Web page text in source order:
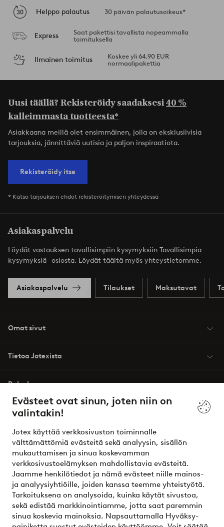
Evästeet ovat sinun, joten niin on
valintakin!
Jotex käyttää verkkosivuston toiminnalle
välttämättömiä evästeitä sekä analyysin, sisällön
mukauttamisen ja sinua koskevamman
verkkosivustoelämyksen mahdollistavia evästeitä.
Jaamme henkilötiedot ja nämä evästeet niille mainos-
ja analyysiyhtiöille, joiden kanssa teemme yhteistyötä.
Tarkoituksena on analysoida, kuinka käytät sivustoa,
sekä edistää markkinointiamme, jotta saat paremmin
sinua koskevia mainoksia. Napsauttamalla Hyväksy-
Helppo palautus 30 päivän palautusoikeus*
Express
Saat pakettisi tavallista nopeammalla
toimituksella
Ilmainen toimitus
Koskee yli 64,90 EUR
normaalipakettia
Uusi täällä? Rekisteröidy saadaksesi40 %
kalleimmasta tuotteesta*
Asiakkaana meillä olet ensimmäinen, jolla on eksklusiivisia
tarjouksia, jännittäviä uutisia ja paljon inspiraatiota.
Rekisteröidy itse
* Katso tarjouksen ehdot rekisteröitymisen yhteydessä
Asiakaspalvelu
Löydät vastauksen tavallisimpiin kysymyksiin Tavallisimpia
kysymyksiä -osiosta. Löydät täältä myös yhteystietomme.
Asiakaspalvelu Tilaukset Maksutavat
Omat sivut
Tietoa Jotexista
Palvelumme
Ehdot
Ystävät
Turvalliset maksut – maksa nyt tai erissä
Haluatko tietää lisää maksuvaihtoehdoistamme?
elpy